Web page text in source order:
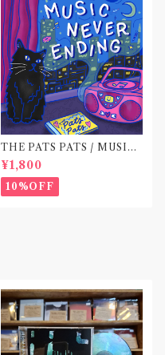
THE PATS PATS / MUSIC
NEVER ENDING(CD作品)
¥1,800
10%OFF